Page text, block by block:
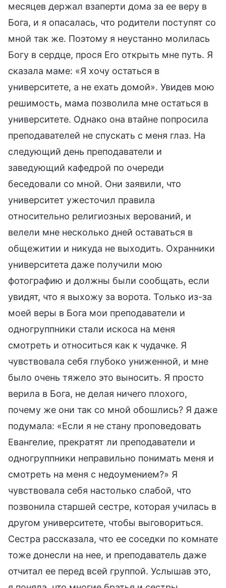
месяцев держал взаперти дома за ее веру в
Бога, и я опасалась, что родители поступят со
мной так же. Поэтому я неустанно молилась
Богу в сердце, прося Его открыть мне путь. Я
сказала маме: «Я хочу остаться в
университете, а не ехать домой». Увидев мою
решимость, мама позволила мне остаться в
университете. Однако она втайне попросила
преподавателей не спускать с меня глаз. На
следующий день преподаватели и
заведующий кафедрой по очереди
беседовали со мной. Они заявили, что
университет ужесточил правила
относительно религиозных верований, и
велели мне несколько дней оставаться в
общежитии и никуда не выходить. Охранники
университета даже получили мою
фотографию и должны были сообщать, если
увидят, что я выхожу за ворота. Только из-за
моей веры в Бога мои преподаватели и
одногруппники стали искоса на меня
смотреть и относиться как к чудачке. Я
чувствовала себя глубоко униженной, и мне
было очень тяжело это выносить. Я просто
верила в Бога, не делая ничего плохого,
почему же они так со мной обошлись? Я даже
подумала: «Если я не стану проповедовать
Евангелие, прекратят ли преподаватели и
одногруппники неправильно понимать меня и
смотреть на меня с недоумением?» Я
чувствовала себя настолько слабой, что
позвонила старшей сестре, которая училась в
другом университете, чтобы выговориться.
Сестра рассказала, что ее соседки по комнате
тоже донесли на нее, и преподаватель даже
отчитал ее перед всей группой. Услышав это,